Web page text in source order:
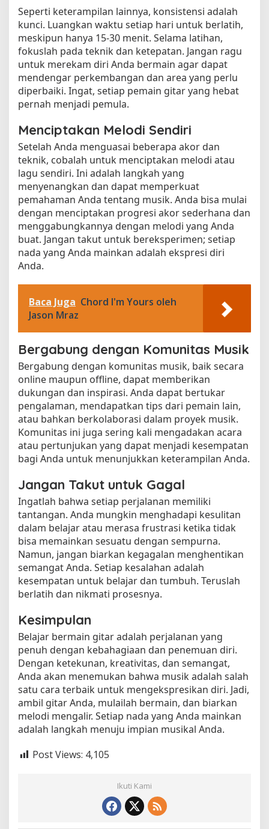
Seperti keterampilan lainnya, konsistensi adalah
kunci. Luangkan waktu setiap hari untuk berlatih,
meskipun hanya 15-30 menit. Selama latihan,
fokuslah pada teknik dan ketepatan. Jangan ragu
untuk merekam diri Anda bermain agar dapat
mendengar perkembangan dan area yang perlu
diperbaiki. Ingat, setiap pemain gitar yang hebat
pernah menjadi pemula.
Menciptakan Melodi Sendiri
Setelah Anda menguasai beberapa akor dan
teknik, cobalah untuk menciptakan melodi atau
lagu sendiri. Ini adalah langkah yang
menyenangkan dan dapat memperkuat
pemahaman Anda tentang musik. Anda bisa mulai
dengan menciptakan progresi akor sederhana dan
menggabungkannya dengan melodi yang Anda
buat. Jangan takut untuk bereksperimen; setiap
nada yang Anda mainkan adalah ekspresi diri
Anda.
Baca Juga Chord I'm Yours oleh
Jason Mraz
Bergabung dengan Komunitas Musik
Bergabung dengan komunitas musik, baik secara
online maupun offline, dapat memberikan
dukungan dan inspirasi. Anda dapat bertukar
pengalaman, mendapatkan tips dari pemain lain,
atau bahkan berkolaborasi dalam proyek musik.
Komunitas ini juga sering kali mengadakan acara
atau pertunjukan yang dapat menjadi kesempatan
bagi Anda untuk menunjukkan keterampilan Anda.
Jangan Takut untuk Gagal
Ingatlah bahwa setiap perjalanan memiliki
tantangan. Anda mungkin menghadapi kesulitan
dalam belajar atau merasa frustrasi ketika tidak
bisa memainkan sesuatu dengan sempurna.
Namun, jangan biarkan kegagalan menghentikan
semangat Anda. Setiap kesalahan adalah
kesempatan untuk belajar dan tumbuh. Teruslah
berlatih dan nikmati prosesnya.
Kesimpulan
Belajar bermain gitar adalah perjalanan yang
penuh dengan kebahagiaan dan penemuan diri.
Dengan ketekunan, kreativitas, dan semangat,
Anda akan menemukan bahwa musik adalah salah
satu cara terbaik untuk mengekspresikan diri. Jadi,
ambil gitar Anda, mulailah bermain, dan biarkan
melodi mengalir. Setiap nada yang Anda mainkan
adalah langkah menuju impian musikal Anda.
Post Views: 4,105
Ikuti Kami